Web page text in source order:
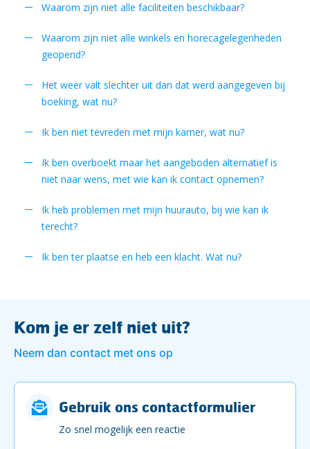
Waarom zijn niet alle faciliteiten beschikbaar?
Waarom zijn niet alle winkels en horecagelegenheden
geopend?
Het weer valt slechter uit dan dat werd aangegeven bij
boeking, wat nu?
Ik ben niet tevreden met mijn kamer, wat nu?
Ik ben overboekt maar het aangeboden alternatief is
niet naar wens, met wie kan ik contact opnemen?
Ik heb problemen met mijn huurauto, bij wie kan ik
terecht?
Ik ben ter plaatse en heb een klacht. Wat nu?
Kom je er zelf niet uit?
Neem dan contact met ons op
Gebruik ons contactformulier
Zo snel mogelijk een reactie